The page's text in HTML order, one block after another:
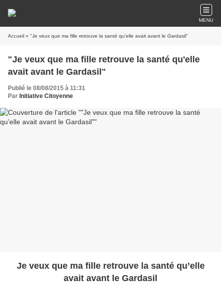
MENU
Accueil » "Je veux que ma fille retrouve la santé qu'elle avait avant le Gardasil"
"Je veux que ma fille retrouve la santé qu'elle
avait avant le Gardasil"
Publié le 08/08/2015 à 11:31
Par Initiative Citoyenne
Je veux que ma fille retrouve la santé qu’elle
avait avant le Gardasil